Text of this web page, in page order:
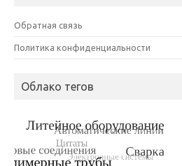
Обратная связь
Политика конфиденциальности
Облако тегов